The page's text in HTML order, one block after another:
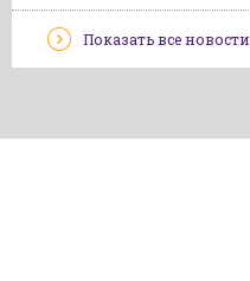
Показать все новости